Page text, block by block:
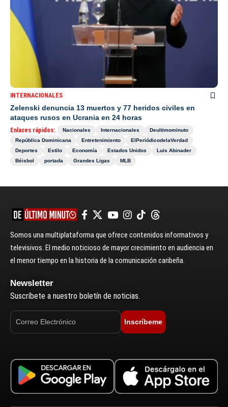
INTERNACIONALES
Zelenski denuncia 13 muertos y 77 heridos civiles en
ataques rusos en Ucrania en 24 horas
Enlaces rápidos: Nacionales Internacionales
Deultimominuto
República Dominicana
Entretenimiento
ElPeriódicodelaVerdad
Deportes
Estilo Economía Estados Unidos
Luis Abinader
Béisbol
portada Grandes Ligas MLB
Somos una multiplataforma que ofrece contenidos informativos y
televisivos. El medio noticioso de mayor crecimiento en audiencia en
el menor tiempo en la historia de la comunicación caribeña.
Newsletter
Suscríbete a nuestro boletín de noticias.
Inscríbeme